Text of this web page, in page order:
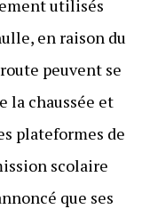
utilisés
en raison du
peuvent se
la chaussée et
plateformes de
scolaire
que ses